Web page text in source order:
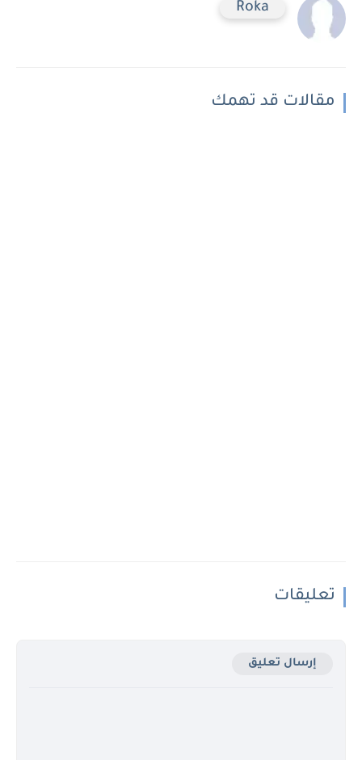
Roka
مقالات قد تهمك
تعليقات
إرسال تعليق